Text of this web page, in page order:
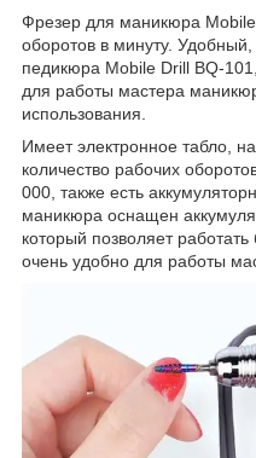
Фрезер для маникюра
оборотов в минуту.
педикюра Mobile Drill BQ-
для работы мастера
использования.
Имеет электронное табло,
количество рабочих
000, также есть
маникюра оснащен
который позволяет
очень удобно для работы